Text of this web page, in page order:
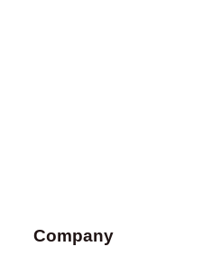
Company